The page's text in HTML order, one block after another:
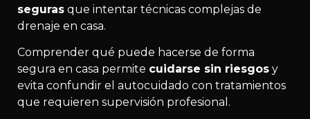
seguras que intentar técnicas complejas de
drenaje en casa.
Comprender qué puede hacerse de forma
segura en casa permite cuidarse sin riesgos y
evita confundir el autocuidado con tratamientos
que requieren supervisión profesional.